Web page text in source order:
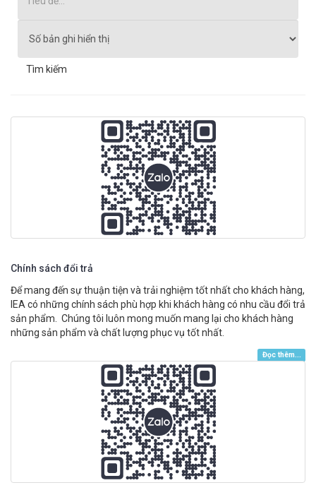
Tìm kiếm
Chính sách đổi trả
Để mang đến sự thuận tiện và trải nghiệm tốt nhất cho khách hàng,
IEA có những chính sách phù hợp khi khách hàng có nhu cầu đổi trả
sản phẩm. Chúng tôi luôn mong muốn mang lại cho khách hàng
những sản phẩm và chất lượng phục vụ tốt nhất.
Đọc thêm...